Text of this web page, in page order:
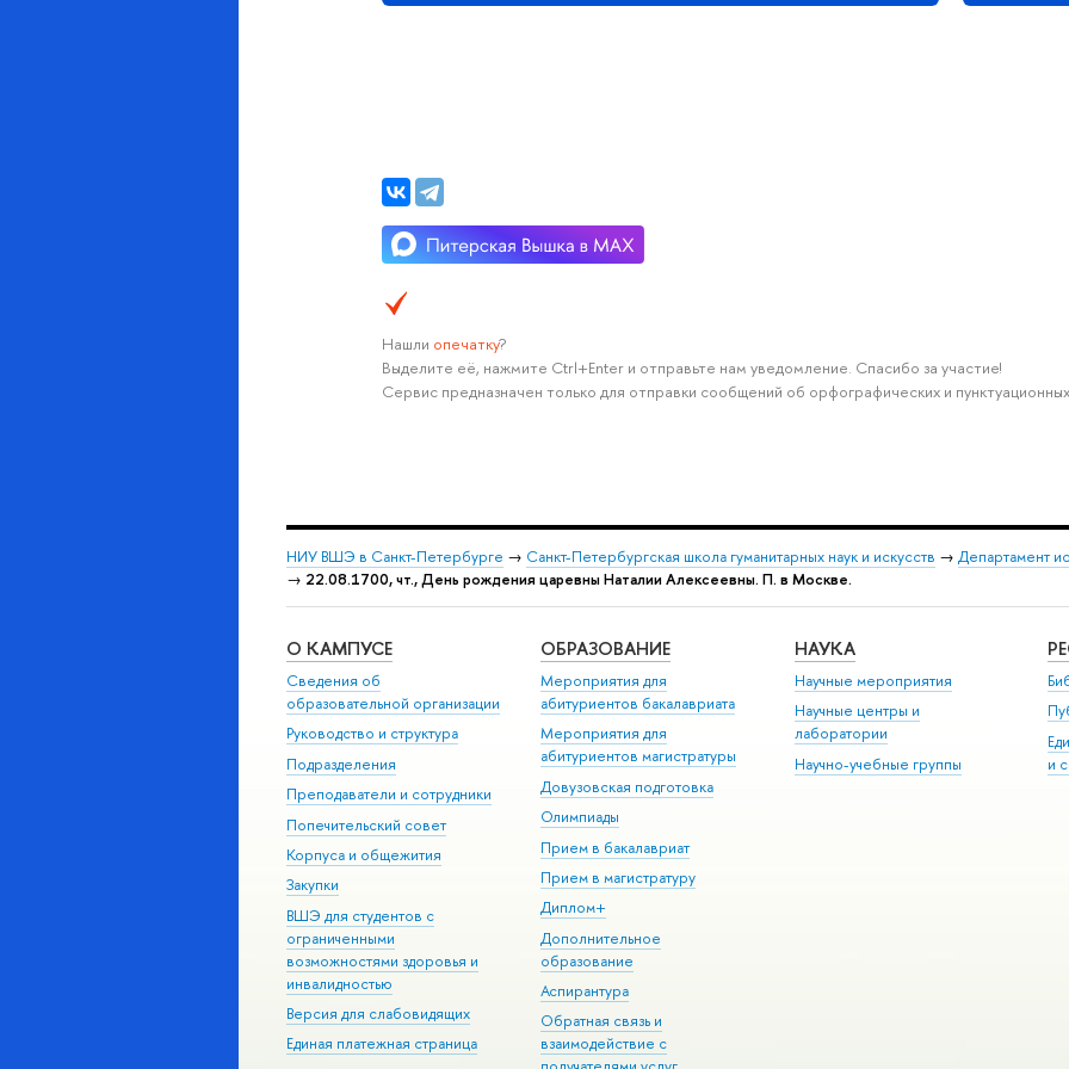
Нашли опечатку?
Выделите её, нажмите Ctrl+Enter и отправьте нам уведомление. Спасибо за участие!
Сервис предназначен только для отправки сообщений об орфографических и
НИУ ВШЭ в Санкт-Петербурге → Санкт-Петербургская школа гуманитарных наук и искусств → Департамент
→ 22.08.1700, чт., День рождения царевны Наталии Алексеевны. П. в Москве.
О КАМПУСЕ
Сведения об
образовательной организации
Руководство и структура
Подразделения
Преподаватели и сотрудники
Попечительский совет
Корпуса и общежития
Закупки
ВШЭ для студентов с
ограниченными
возможностями здоровья и
инвалидностью
Версия для слабовидящих
Единая платежная страница
ОБРАЗОВАНИЕ
Мероприятия для
абитуриентов бакалавриата
Мероприятия для
абитуриентов магистратуры
Довузовская подготовка
Олимпиады
Прием в бакалавриат
Прием в магистратуру
Диплом+
Дополнительное
образование
Аспирантура
Обратная связь и
взаимодействие с
НАУКА
Научные мероприятия
Научные центры и
лаборатории
Научно-учебные группы
и